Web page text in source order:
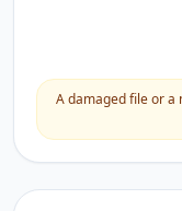
A damaged file or a